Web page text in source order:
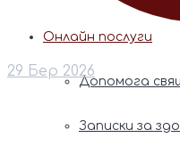
Онлайн послуги
Допомога
Записки за
29 Бер 2026